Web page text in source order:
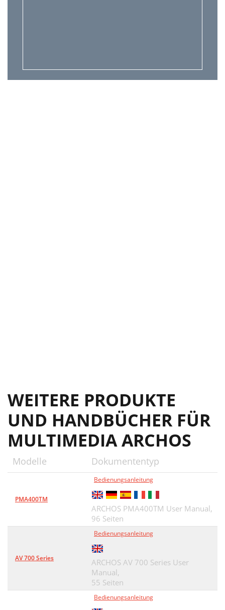
WEITERE PRODUKTE
UND HANDBÜCHER FÜR
MULTIMEDIA ARCHOS
Modelle Dokumententyp
PMA400TM
Bedienungsanleitung
ARCHOS PMA400TM User Manual,
96 Seiten
AV 700 Series
Bedienungsanleitung
ARCHOS AV 700 Series User
Manual,
55 Seiten
Bedienungsanleitung